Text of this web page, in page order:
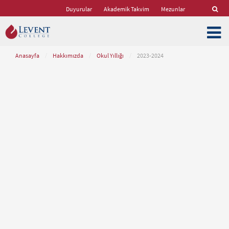
Duyurular Akademik Takvim Mezunlar
Anasayfa Hakkımızda Okul Yıllığı 2023-2024